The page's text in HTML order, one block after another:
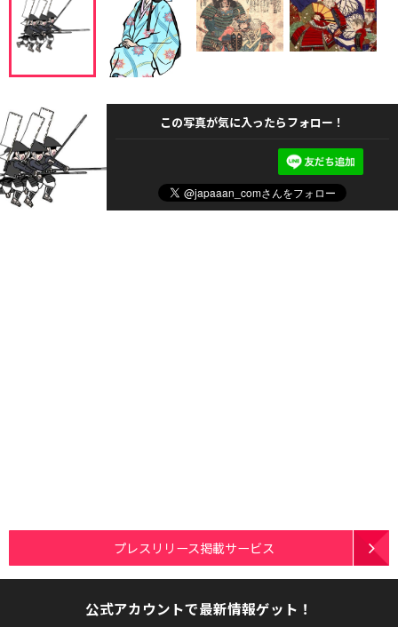
この写真が気に入ったらフォロー！
プレスリリース掲載サービス
公式アカウントで最新情報ゲット！